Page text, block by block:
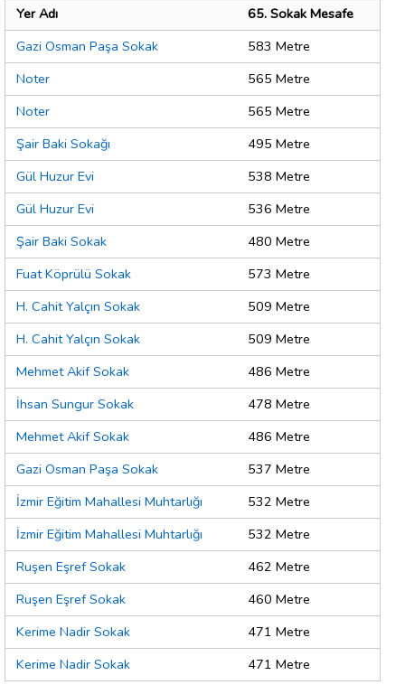
Yer Adı
65. Sokak Mesafe
Gazi Osman Paşa Sokak
583 Metre
Noter
565 Metre
Noter
565 Metre
Şair Baki Sokağı
495 Metre
Gül Huzur Evi
538 Metre
Gül Huzur Evi
536 Metre
Şair Baki Sokak
480 Metre
Fuat Köprülü Sokak
573 Metre
H. Cahit Yalçın Sokak
509 Metre
H. Cahit Yalçın Sokak
509 Metre
Mehmet Akif Sokak
486 Metre
İhsan Sungur Sokak
478 Metre
Mehmet Akif Sokak
486 Metre
Gazi Osman Paşa Sokak
537 Metre
İzmir Eğitim Mahallesi Muhtarlığı
532 Metre
İzmir Eğitim Mahallesi Muhtarlığı
532 Metre
Ruşen Eşref Sokak
462 Metre
Ruşen Eşref Sokak
460 Metre
Kerime Nadir Sokak
471 Metre
Kerime Nadir Sokak
471 Metre